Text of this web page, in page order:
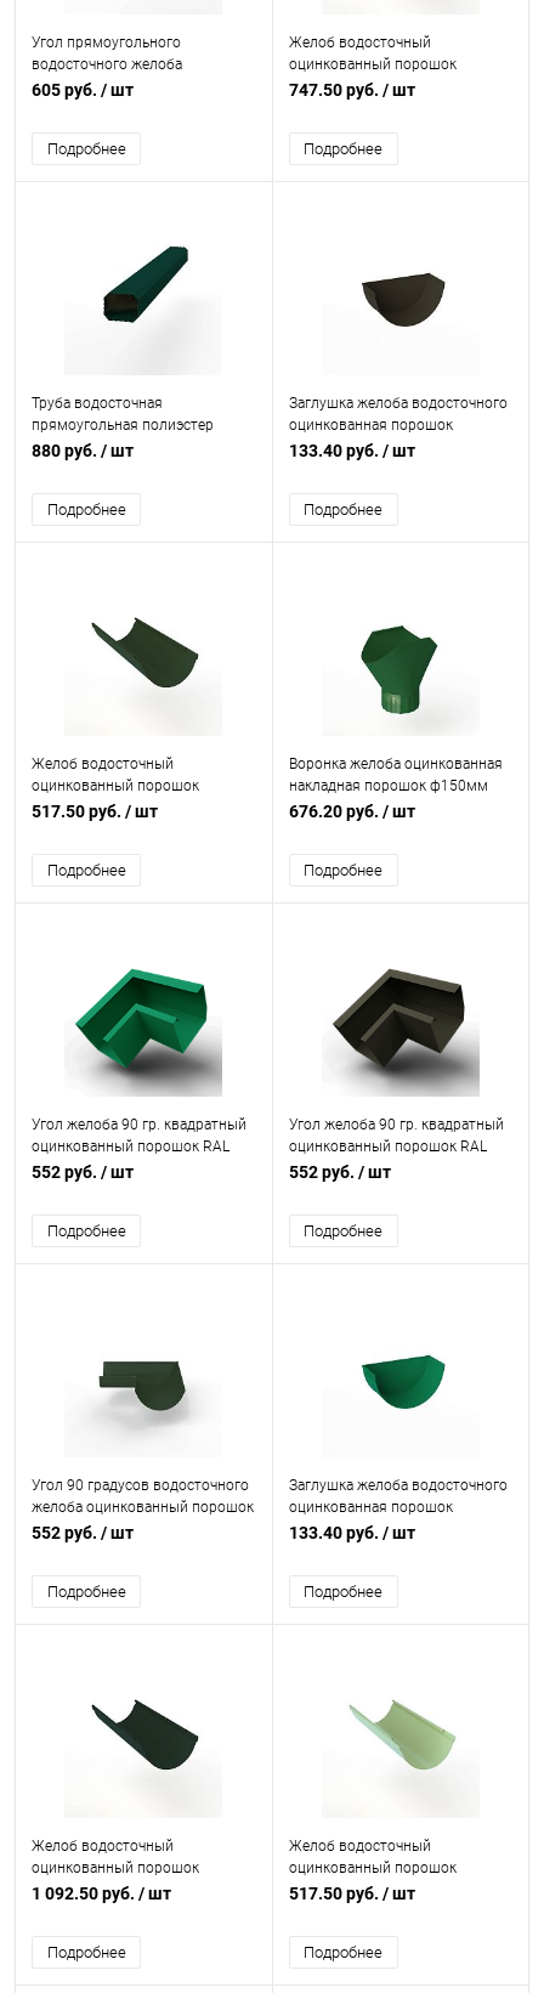
Угол прямоугольного
водосточного желоба
полиэстер Grand Line Vortex
605 руб. / шт
Подробнее
Желоб водосточный
оцинкованный порошок
ф180х2000мм RAL 6024
747.50 руб. / шт
Подробнее
Труба водосточная
прямоугольная полиэстер
Grand Line Vortex 3000мм RAL
880 руб. / шт
Подробнее
Заглушка желоба водосточного
оцинкованная порошок
ф120мм RAL 6022
133.40 руб. / шт
Подробнее
Желоб водосточный
оцинкованный порошок
ф120х2000мм RAL 6020
517.50 руб. / шт
Подробнее
Воронка желоба оцинкованная
накладная порошок ф150мм
RAL 6002
676.20 руб. / шт
Подробнее
Угол желоба 90 гр. квадратный
оцинкованный порошок RAL
6032
552 руб. / шт
Подробнее
Угол желоба 90 гр. квадратный
оцинкованный порошок RAL
6014
552 руб. / шт
Подробнее
Угол 90 градусов водосточного
желоба оцинкованный порошок
ф150х400х400мм RAL 6020
552 руб. / шт
Подробнее
Заглушка желоба водосточного
оцинкованная порошок
ф120мм RAL 6032
133.40 руб. / шт
Подробнее
Желоб водосточный
оцинкованный порошок
ф220х2000мм RAL 6009
1 092.50 руб. / шт
Подробнее
Желоб водосточный
оцинкованный порошок
ф120х2000мм RAL 6019
517.50 руб. / шт
Подробнее